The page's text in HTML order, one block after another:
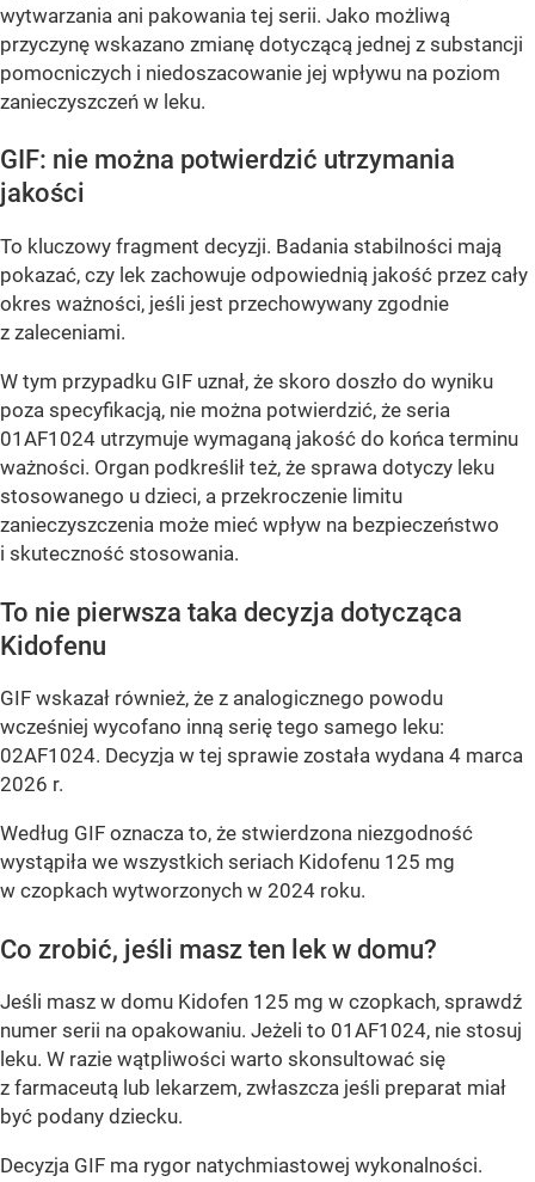
wytwarzania ani pakowania tej serii. Jako możliwą
przyczynę wskazano zmianę dotyczącą jednej z substancji
pomocniczych i niedoszacowanie jej wpływu na poziom
zanieczyszczeń w leku.
GIF: nie można potwierdzić utrzymania
jakości
To kluczowy fragment decyzji. Badania stabilności mają
pokazać, czy lek zachowuje odpowiednią jakość przez cały
okres ważności, jeśli jest przechowywany zgodnie
z zaleceniami.
W tym przypadku GIF uznał, że skoro doszło do wyniku
poza specyfikacją, nie można potwierdzić, że seria
01AF1024 utrzymuje wymaganą jakość do końca terminu
ważności. Organ podkreślił też, że sprawa dotyczy leku
stosowanego u dzieci, a przekroczenie limitu
zanieczyszczenia może mieć wpływ na bezpieczeństwo
i skuteczność stosowania.
To nie pierwsza taka decyzja dotycząca
Kidofenu
GIF wskazał również, że z analogicznego powodu
wcześniej wycofano inną serię tego samego leku:
02AF1024. Decyzja w tej sprawie została wydana 4 marca
2026 r.
Według GIF oznacza to, że stwierdzona niezgodność
wystąpiła we wszystkich seriach Kidofenu 125 mg
w czopkach wytworzonych w 2024 roku.
Co zrobić, jeśli masz ten lek w domu?
Jeśli masz w domu Kidofen 125 mg w czopkach, sprawdź
numer serii na opakowaniu. Jeżeli to 01AF1024, nie stosuj
leku. W razie wątpliwości warto skonsultować się
z farmaceutą lub lekarzem, zwłaszcza jeśli preparat miał
być podany dziecku.
Decyzja GIF ma rygor natychmiastowej wykonalności.